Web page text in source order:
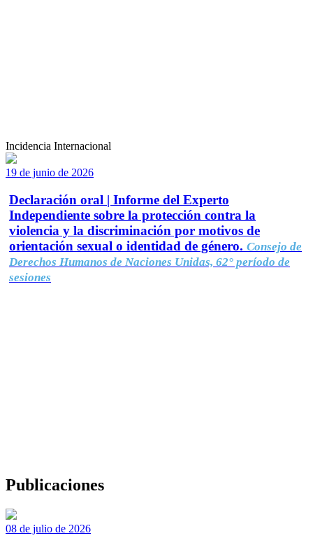
Incidencia Internacional
19 de junio de 2026
Declaración oral | Informe del Experto
Independiente sobre la protección contra la
violencia y la discriminación por motivos de
orientación sexual o identidad de género. Consejo de
Derechos Humanos de Naciones Unidas, 62° período de
sesiones
Publicaciones
08 de julio de 2026